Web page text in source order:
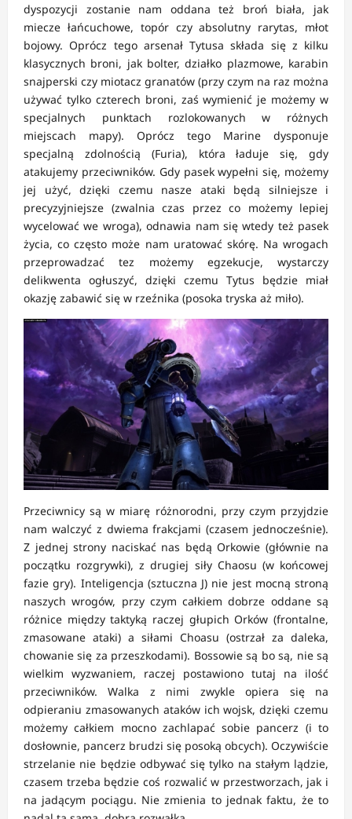
dyspozycji zostanie nam oddana też broń biała, jak
miecze łańcuchowe, topór czy absolutny rarytas, młot
bojowy. Oprócz tego arsenał Tytusa składa się z kilku
klasycznych broni, jak bolter, działko plazmowe, karabin
snajperski czy miotacz granatów (przy czym na raz można
używać tylko czterech broni, zaś wymienić je możemy w
specjalnych punktach rozlokowanych w różnych
miejscach mapy). Oprócz tego Marine dysponuje
specjalną zdolnością (Furia), która ładuje się, gdy
atakujemy przeciwników. Gdy pasek wypełni się, możemy
jej użyć, dzięki czemu nasze ataki będą silniejsze i
precyzyjniejsze (zwalnia czas przez co możemy lepiej
wycelować we wroga), odnawia nam się wtedy też pasek
życia, co często może nam uratować skórę. Na wrogach
przeprowadzać tez możemy egzekucje, wystarczy
delikwenta ogłuszyć, dzięki czemu Tytus będzie miał
okazję zabawić się w rzeźnika (posoka tryska aż miło).
Przeciwnicy są w miarę różnorodni, przy czym przyjdzie
nam walczyć z dwiema frakcjami (czasem jednocześnie).
Z jednej strony naciskać nas będą Orkowie (głównie na
początku rozgrywki), z drugiej siły Chaosu (w końcowej
fazie gry). Inteligencja (sztuczna J) nie jest mocną stroną
naszych wrogów, przy czym całkiem dobrze oddane są
różnice między taktyką raczej głupich Orków (frontalne,
zmasowane ataki) a siłami Choasu (ostrzał za daleka,
chowanie się za przeszkodami). Bossowie są bo są, nie są
wielkim wyzwaniem, raczej postawiono tutaj na ilość
przeciwników. Walka z nimi zwykle opiera się na
odpieraniu zmasowanych ataków ich wojsk, dzięki czemu
możemy całkiem mocno zachlapać sobie pancerz (i to
dosłownie, pancerz brudzi się posoką obcych). Oczywiście
strzelanie nie będzie odbywać się tylko na stałym lądzie,
czasem trzeba będzie coś rozwalić w przestworzach, jak i
na jadącym pociągu. Nie zmienia to jednak faktu, że to